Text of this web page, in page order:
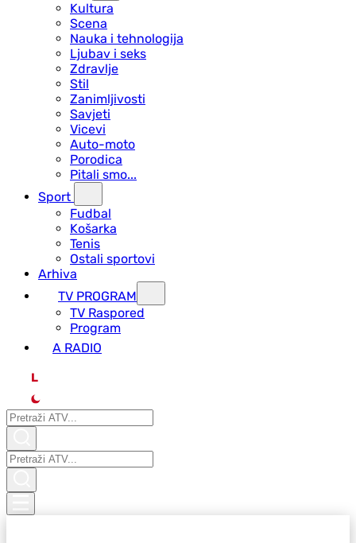
Kultura
Scena
Nauka i tehnologija
Ljubav i seks
Zdravlje
Stil
Zanimljivosti
Savjeti
Vicevi
Auto-moto
Porodica
Pitali smo...
Sport
Fudbal
Košarka
Tenis
Ostali sportovi
Arhiva
TV PROGRAM
ТV Raspored
Program
A RADIO
L